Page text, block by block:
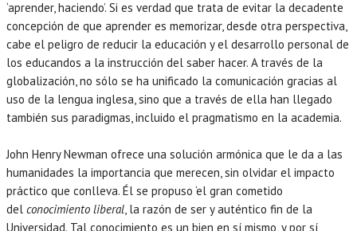
‘aprender, haciendo’. Si es verdad que trata de evitar la decadente
concepción de que aprender es memorizar, desde otra perspectiva,
cabe el peligro de reducir la educación y el desarrollo personal de
los educandos a la instrucción del saber hacer. A través de la
globalización, no sólo se ha unificado la comunicación gracias al
uso de la lengua inglesa, sino que a través de ella han llegado
también sus paradigmas, incluido el pragmatismo en la academia.
John Henry Newman ofrece una solución armónica que le da a las
humanidades la importancia que merecen, sin olvidar el impacto
práctico que conlleva. Él se propuso ‘el gran cometido
del conocimiento liberal, la razón de ser y auténtico fin de la
Universidad. Tal conocimiento es un bien en sí mismo, y por sí